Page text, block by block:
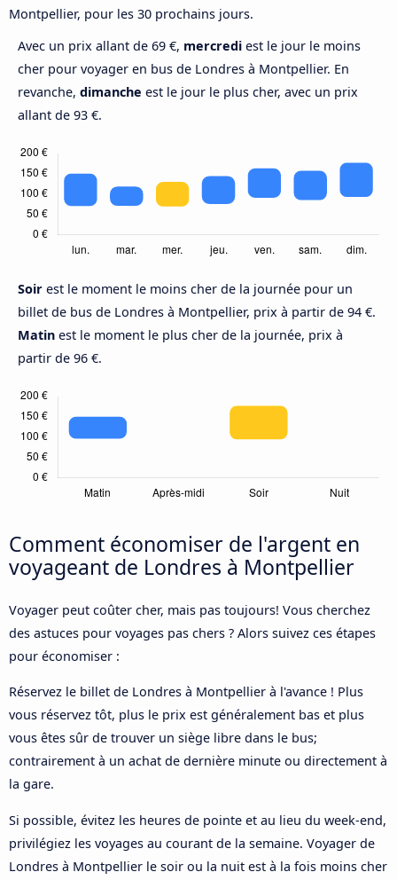
Montpellier, pour les 30 prochains jours.
Avec un prix allant de 69 €, mercredi est le jour le moins
cher pour voyager en bus de Londres à Montpellier. En
revanche, dimanche est le jour le plus cher, avec un prix
allant de 93 €.
Soir est le moment le moins cher de la journée pour un
billet de bus de Londres à Montpellier, prix à partir de 94 €.
Matin est le moment le plus cher de la journée, prix à
partir de 96 €.
Comment économiser de l'argent en
voyageant de Londres à Montpellier
Voyager peut coûter cher, mais pas toujours! Vous cherchez
des astuces pour voyages pas chers ? Alors suivez ces étapes
pour économiser :
Réservez le billet de Londres à Montpellier à l'avance ! Plus
vous réservez tôt, plus le prix est généralement bas et plus
vous êtes sûr de trouver un siège libre dans le bus;
contrairement à un achat de dernière minute ou directement à
la gare.
Si possible, évitez les heures de pointe et au lieu du week-end,
privilégiez les voyages au courant de la semaine. Voyager de
Londres à Montpellier le soir ou la nuit est à la fois moins cher